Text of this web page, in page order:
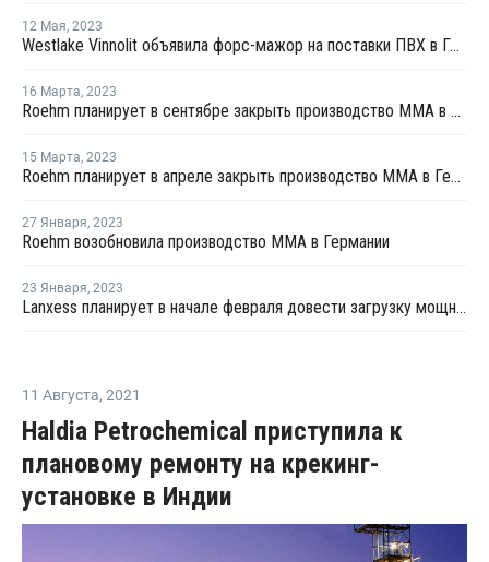
12 Мая, 2023
Westlake Vinnolit объявила форс-мажор на поставки ПВХ в Германии
16 Марта, 2023
Roehm планирует в сентябре закрыть производство ММА в Германии
15 Марта, 2023
Roehm планирует в апреле закрыть производство ММА в Германии
27 Января, 2023
Roehm возобновила производство ММА в Германии
23 Января, 2023
Lanxess планирует в начале февраля довести загрузку мощностей на заводе фталевого ангидрида в Германии до 100%
11 Августа, 2021
Haldia Petrochemical приступила к
плановому ремонту на крекинг-
установке в Индии